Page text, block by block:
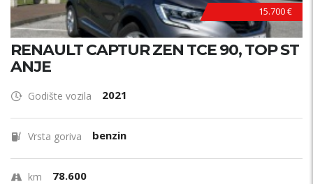
15.700 €
RENAULT CAPTUR ZEN TCE 90, TOP ST
ANJE
Godište vozila 2021
Vrsta goriva benzin
km 78.600